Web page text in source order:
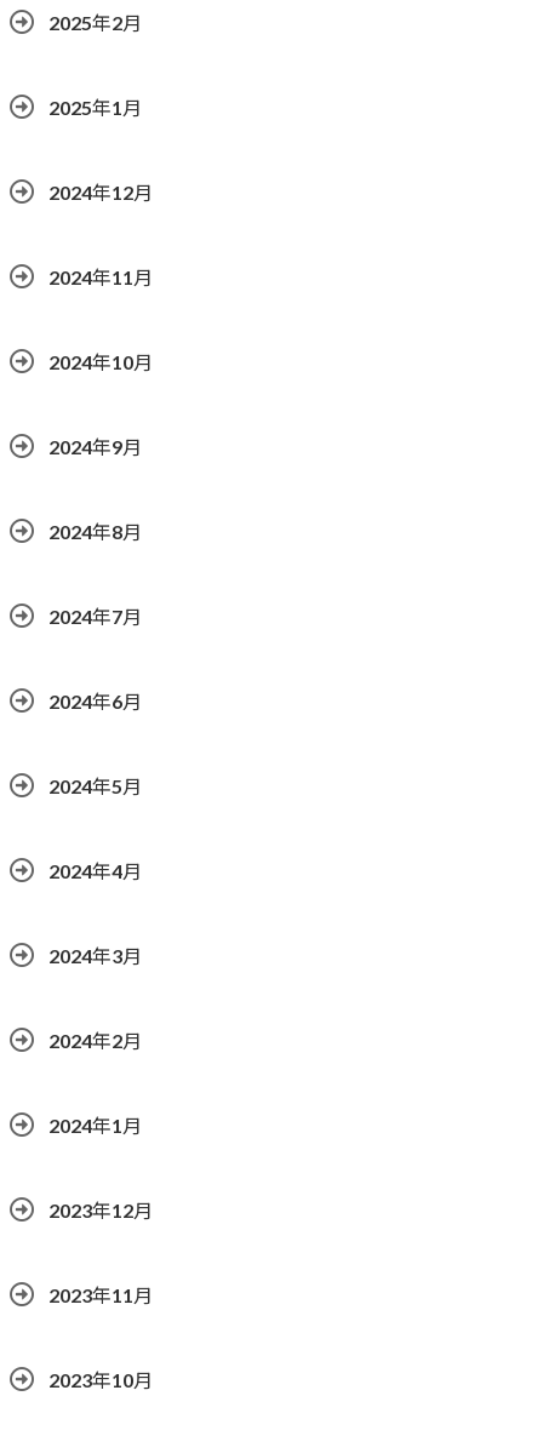
2025年2月
2025年1月
2024年12月
2024年11月
2024年10月
2024年9月
2024年8月
2024年7月
2024年6月
2024年5月
2024年4月
2024年3月
2024年2月
2024年1月
2023年12月
2023年11月
2023年10月